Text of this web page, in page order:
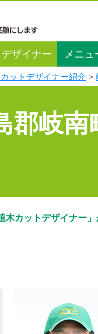
ザイナー メニュ
ットデザイナー紹介
郡岐
木カットデザイナー